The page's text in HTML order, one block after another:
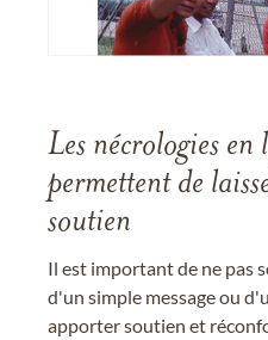
Les nécrologies en
permettent de
soutien
Il est important de ne pas
d'un simple message ou
apporter soutien et